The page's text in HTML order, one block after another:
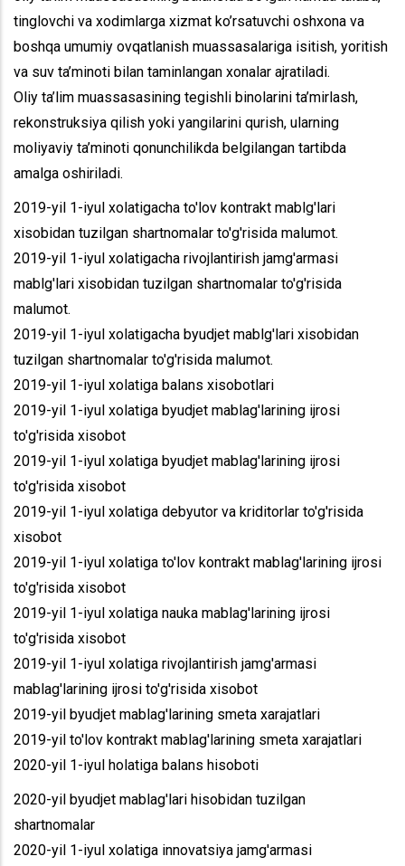
tinglovchi va xodimlarga xizmat ko’rsatuvchi oshxona va
boshqa umumiy ovqatlanish muassasalariga isitish, yoritish
va suv ta’minoti bilan taminlangan xonalar ajratiladi.
Oliy ta’lim muassasasining tegishli binolarini ta’mirlash,
rekonstruksiya qilish yoki yangilarini qurish, ularning
moliyaviy ta’minoti qonunchilikda belgilangan tartibda
amalga oshiriladi.
2019-yil 1-iyul xolatigacha to'lov kontrakt mablg'lari
xisobidan tuzilgan shartnomalar to'g'risida malumot.
2019-yil 1-iyul xolatigacha rivojlantirish jamg'armasi
mablg'lari xisobidan tuzilgan shartnomalar to'g'risida
malumot.
2019-yil 1-iyul xolatigacha byudjet mablg'lari xisobidan
tuzilgan shartnomalar to'g'risida malumot.
2019-yil 1-iyul xolatiga balans xisobotlari
2019-yil 1-iyul xolatiga byudjet mablag'larining ijrosi
to'g'risida xisobot
2019-yil 1-iyul xolatiga byudjet mablag'larining ijrosi
to'g'risida xisobot
2019-yil 1-iyul xolatiga debyutor va kriditorlar to'g'risida
xisobot
2019-yil 1-iyul xolatiga to'lov kontrakt mablag'larining ijrosi
to'g'risida xisobot
2019-yil 1-iyul xolatiga nauka mablag'larining ijrosi
to'g'risida xisobot
2019-yil 1-iyul xolatiga rivojlantirish jamg'armasi
mablag'larining ijrosi to'g'risida xisobot
2019-yil byudjet mablag'larining smeta xarajatlari
2019-yil to'lov kontrakt mablag'larining smeta xarajatlari
2020-yil 1-iyul holatiga balans hisoboti
2020-yil byudjet mablag'lari hisobidan tuzilgan
shartnomalar
2020-yil 1-iyul xolatiga innovatsiya jamg'armasi